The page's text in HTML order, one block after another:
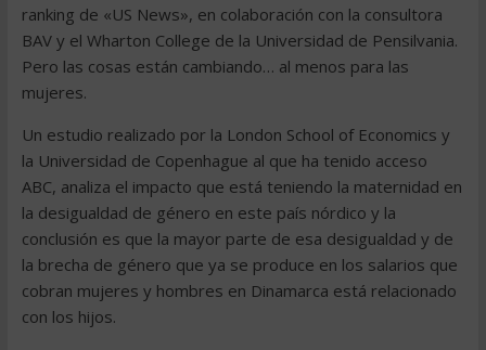
ranking de «US News», en colaboración con la consultora
BAV y el Wharton College de la Universidad de Pensilvania.
Pero las cosas están cambiando… al menos para las
mujeres.
Un estudio realizado por la London School of Economics y
la Universidad de Copenhague al que ha tenido acceso
ABC, analiza el impacto que está teniendo la maternidad en
la desigualdad de género en este país nórdico y la
conclusión es que la mayor parte de esa desigualdad y de
la brecha de género que ya se produce en los salarios que
cobran mujeres y hombres en Dinamarca está relacionado
con los hijos.